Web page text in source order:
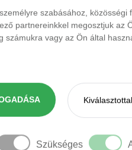
szabásához,
partnereinkkel megosztjuk
vagy az Ön által
Szükséges
érdeklődjön.